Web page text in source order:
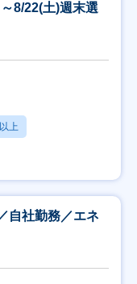
8/22(土)週末選
上
自社勤務／エネ